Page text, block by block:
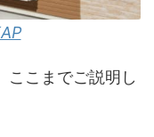
ここまでご説明し